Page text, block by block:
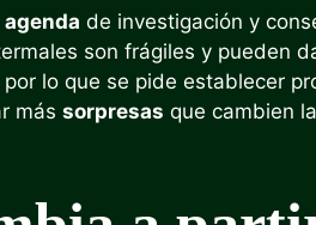
agenda de investigación y
son frágiles y pueden
lo que se pide establecer
más sorpresas que cambien